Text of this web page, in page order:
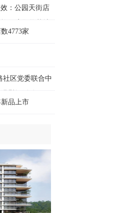
：公园天街店
4773家
社区党委联合中
品上市